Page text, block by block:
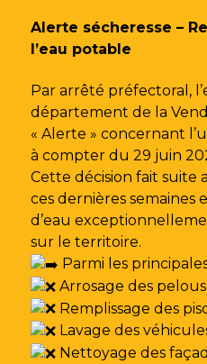
Alerte sécheresse –
l’eau potable
Par arrêté préfectoral,
département de la
« Alerte » concernant
à compter du 29 juin
Cette décision fait suite
ces dernières semaines
d’eau
sur le territoire.
Parmi les
Arrosage des
Remplissage des
Lavage des
Nettoyage des